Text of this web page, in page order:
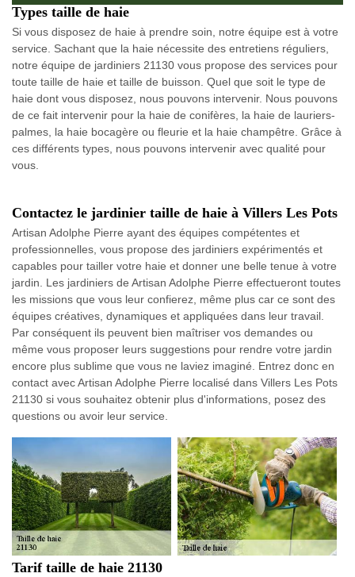
Types taille de haie
Si vous disposez de haie à prendre soin, notre équipe est à votre
service. Sachant que la haie nécessite des entretiens réguliers,
notre équipe de jardiniers 21130 vous propose des services pour
toute taille de haie et taille de buisson. Quel que soit le type de
haie dont vous disposez, nous pouvons intervenir. Nous pouvons
de ce fait intervenir pour la haie de conifères, la haie de lauriers-
palmes, la haie bocagère ou fleurie et la haie champêtre. Grâce à
ces différents types, nous pouvons intervenir avec qualité pour
vous.
Contactez le jardinier taille de haie à Villers Les Pots
Artisan Adolphe Pierre ayant des équipes compétentes et
professionnelles, vous propose des jardiniers expérimentés et
capables pour tailler votre haie et donner une belle tenue à votre
jardin. Les jardiniers de Artisan Adolphe Pierre effectueront toutes
les missions que vous leur confierez, même plus car ce sont des
équipes créatives, dynamiques et appliquées dans leur travail.
Par conséquent ils peuvent bien maîtriser vos demandes ou
même vous proposer leurs suggestions pour rendre votre jardin
encore plus sublime que vous ne laviez imaginé. Entrez donc en
contact avec Artisan Adolphe Pierre localisé dans Villers Les Pots
21130 si vous souhaitez obtenir plus d'informations, posez des
questions ou avoir leur service.
Tarif taille de haie 21130